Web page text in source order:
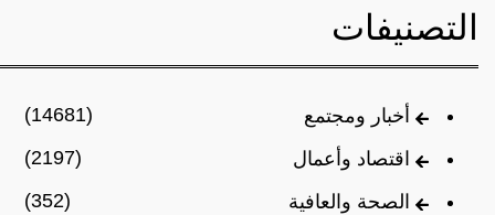
التصنيفات
أخبار ومجتمع
(14681)
اقتصاد وأعمال
(2197)
الصحة والعافية
(352)